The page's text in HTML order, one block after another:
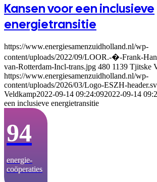
Kansen voor een inclusieve
energietransitie
https://www.energiesamenzuidholland.nl/wp-
content/uploads/2022/09/LOOR.-�-Frank-
van-Rotterdam-Incl-trans.jpg 480 1139 Tjitske
https://www.energiesamenzuidholland.nl/wp-
content/uploads/2026/03/Logo-ESZH-
Veldkamp2022-09-14 09:24:092022-09-14
een inclusieve energietransitie
94
energie­-
coöperaties